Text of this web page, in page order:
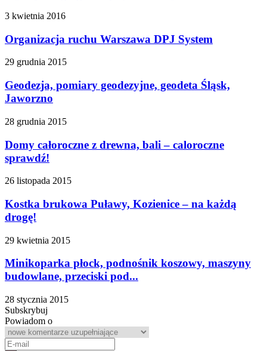
3 kwietnia 2016
Organizacja ruchu Warszawa DPJ System
29 grudnia 2015
Geodezja, pomiary geodezyjne, geodeta Śląsk,
Jaworzno
28 grudnia 2015
Domy całoroczne z drewna, bali – caloroczne
sprawdź!
26 listopada 2015
Kostka brukowa Puławy, Kozienice – na każdą
drogę!
29 kwietnia 2015
Minikoparka płock, podnośnik koszowy, maszyny
budowlane, przeciski pod...
28 stycznia 2015
Subskrybuj
Powiadom o